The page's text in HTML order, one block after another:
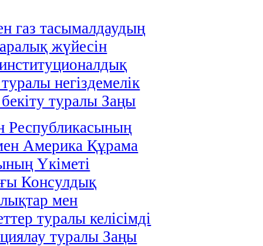
газ тасымалдаудың
жүйесін
туралы негіздемелік
бекіту туралы Заңы
Республикасының
Америка Құрама
Үкіметі
Консулдық
мен
туралы келісімді
туралы Заңы